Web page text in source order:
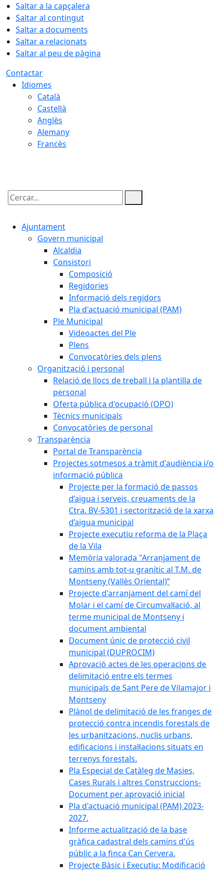
Saltar a la capçalera
Saltar al contingut
Saltar a documents
Saltar a relacionats
Saltar al peu de pàgina
Contactar
Idiomes
Català
Castellà
Anglès
Alemany
Francès
Cercar:
Ajuntament
Govern municipal
Alcaldia
Consistori
Composició
Regidories
Informació dels regidors
Pla d'actuació municipal (PAM)
Ple Municipal
Videoactes del Ple
Plens
Convocatòries dels plens
Organització i personal
Relació de llocs de treball i la plantilla de
personal
Oferta pública d'ocupació (OPO)
Tècnics municipals
Convocatòries de personal
Transparència
Portal de Transparència
Projectes sotmesos a tràmit d'audiència i/o
informació pública
Projecte per la formació de passos
d’aigua i serveis, creuaments de la
Ctra. BV-5301 i sectorització de la xarxa
d’aigua municipal
Projecte executiu reforma de la Plaça
de la Vila
Memòria valorada "Arranjament de
camins amb tot-u granític al T.M. de
Montseny (Vallès Oriental)”
Projecte d'arranjament del camí del
Molar i el camí de Circumval·lació, al
terme municipal de Montseny i
document ambiental
Document únic de protecció civil
municipal (DUPROCIM)
Aprovació actes de les operacions de
delimitació entre els termes
municipals de Sant Pere de Vilamajor i
Montseny
Plànol de delimitació de les franges de
protecció contra incendis forestals de
les urbanitzacions, nuclis urbans,
edificacions i instal·lacions situats en
terrenys forestals.
Pla Especial de Catàleg de Masies,
Cases Rurals i altres Construccions-
Document per aprovació inicial
Pla d'actuació municipal (PAM) 2023-
2027.
Informe actualització de la base
gràfica cadastral dels camins d'ús
públic a la finca Can Cervera.
Projecte Bàsic i Executiu: Modificació